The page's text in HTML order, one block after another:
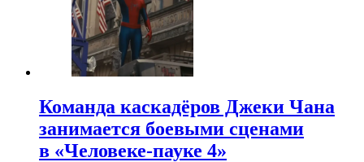
Команда каскадёров Джеки Чана
занимается боевыми сценами
в «Человеке-пауке 4»